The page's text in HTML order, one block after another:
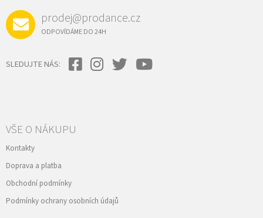
prodej@prodance.cz
ODPOVÍDÁME DO 24H
SLEDUJTE NÁS:
VŠE O NÁKUPU
Kontakty
Doprava a platba
Obchodní podmínky
Podmínky ochrany osobních údajů